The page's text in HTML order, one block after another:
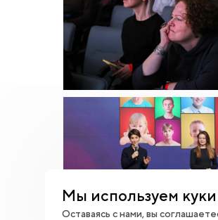
Мы используем
Оставаясь с нами, вы